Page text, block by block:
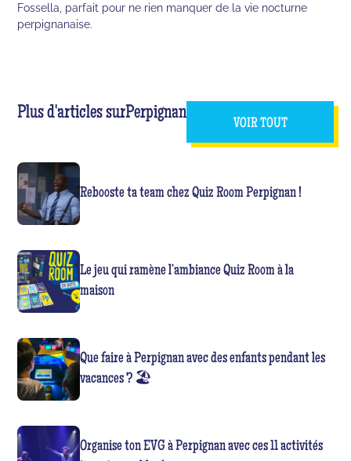
Fossella, parfait pour ne rien manquer de la vie nocturne
perpignanaise.
Plus d'articles surPerpignan
VOIR TOUT
Rebooste ta team chez Quiz Room Perpignan !
Le jeu qui ramène l’ambiance Quiz Room à la
maison
Que faire à Perpignan avec des enfants pendant les
vacances ? 🏖️
Organise ton EVG à Perpignan avec ces 11 activités